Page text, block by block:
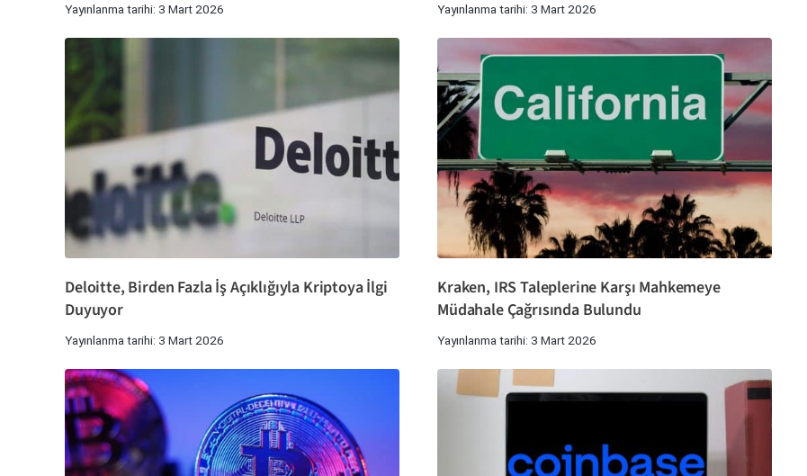
Yayınlanma tarihi: 3 Mart 2026 Yayınlanma tarihi: 3 Mart 2026
Deloitte, Birden Fazla İş Açıklığıyla Kriptoya İlgi
Duyuyor
Yayınlanma tarihi: 3 Mart 2026
Kraken, IRS Taleplerine Karşı Mahkemeye
Müdahale Çağrısında Bulundu
Yayınlanma tarihi: 3 Mart 2026